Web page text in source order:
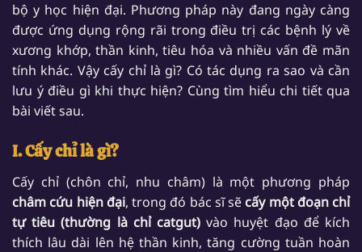
bộ y học hiện đại. Phương pháp này đang ngày càng
được ứng dụng rộng rãi trong điều trị các bệnh lý về
xương khớp, thần kinh, tiêu hóa và nhiều vấn đề mãn
tính khác. Vậy cấy chỉ là gì? Có tác dụng ra sao và cần
lưu ý điều gì khi thực hiện? Cùng tìm hiểu chi tiết qua
bài viết sau.
I. Cấy chỉ là gì?
Cấy chỉ (chôn chỉ, nhu châm) là một phương pháp
châm cứu hiện đại, trong đó bác sĩ sẽ cấy một đoạn chỉ
tự tiêu (thường là chỉ catgut) vào huyệt đạo để kích
thích lâu dài lên hệ thần kinh, tăng cường tuần hoàn